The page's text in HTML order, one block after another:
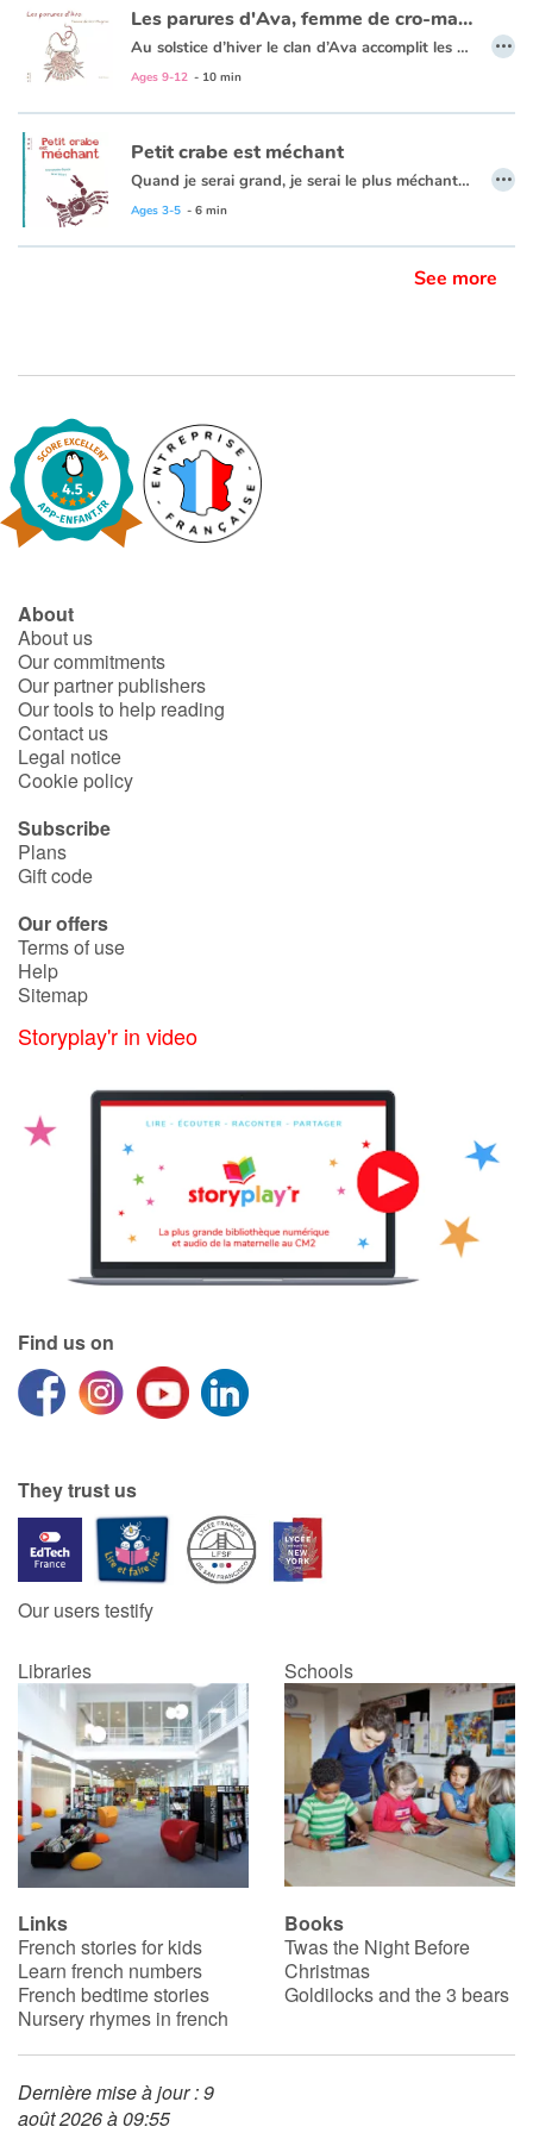
Les parures d'Ava, femme de cro-magnon
Au solstice d’hiver le clan d’Ava accomplit les rites pour s’assurer des faveurs de la Grande-Mère. Ils façonnent des parures, chantent, dansent, célèbrent la fête du Renouveau, l’immuable victoire du soleil sur la nuit.
Ages 9-12 - 10 min
…
Petit crabe est méchant
Quand je serai grand, je serai le plus méchant ! C'est ce que dit toujours Petit Crabe. Il est tout petit, il a des pinces rikiki, mais à chaque fois que quelqu'un passe à côté de lui, ziq, ziq, ziq, il le pince. Jusqu’au jour où...
Ages 3-5 - 6 min
…
See more
About
About us
Our commitments
Our partner publishers
Our tools to help reading
Contact us
Legal notice
Cookie policy
Subscribe
Plans
Gift code
Our offers
Terms of use
Help
Sitemap
Storyplay'r in video
Find us on
They trust us
Our users testify
Libraries Schools
Links
French stories for kids
Learn french numbers
French bedtime stories
Nursery rhymes in french
Books
Twas the Night Before
Christmas
Goldilocks and the 3 bears
Dernière mise à jour : 9
août 2026 à 09:55